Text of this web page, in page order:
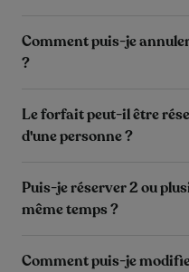
Comment puis-je
?
Le forfait peut-il être
d'une personne ?
Puis-je réserver 2 ou
même temps ?
Comment puis-je